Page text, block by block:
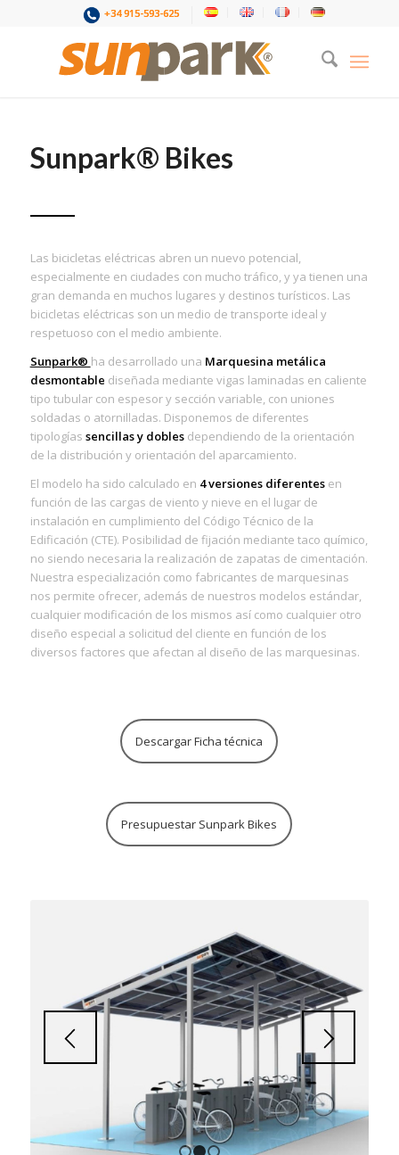
+34 915-593-625
Sunpark® Bikes
Las bicicletas eléctricas abren un nuevo potencial,
especialmente en ciudades con mucho tráfico, y ya tienen una
gran demanda en muchos lugares y destinos turísticos. Las
bicicletas eléctricas son un medio de transporte ideal y
respetuoso con el medio ambiente.
Sunpark® ha desarrollado una Marquesina metálica
desmontable diseñada mediante vigas laminadas en caliente
tipo tubular con espesor y sección variable, con uniones
soldadas o atornilladas. Disponemos de diferentes
tipologías sencillas y doblesdependiendo de la orientación
de la distribución y orientación del aparcamiento.
El modelo ha sido calculado en 4 versiones diferentesen
función de las cargas de viento y nieve en el lugar de
instalación en cumplimiento del Código Técnico de la
Edificación (CTE). Posibilidad de fijación mediante taco químico,
no siendo necesaria la realización de zapatas de cimentación.
Nuestra especialización como fabricantes de marquesinas
nos permite ofrecer, además de nuestros modelos estándar,
cualquier modificación de los mismos así como cualquier otro
diseño especial a solicitud del cliente en función de los
diversos factores que afectan al diseño de las marquesinas.
Descargar Ficha técnica
Presupuestar Sunpark Bikes